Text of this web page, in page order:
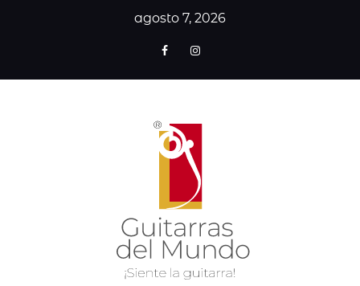
agosto 7, 2026